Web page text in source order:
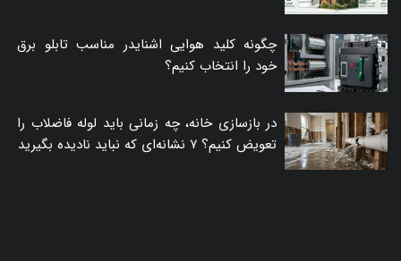
چگونه کلید هوایی اشنایدر مناسب تابلو برق
خود را انتخاب کنیم؟
در بازسازی خانه، چه زمانی باید لوله فاضلاب را
تعویض کنیم؟ ۷ نشانه‌ای که نباید نادیده بگیرید